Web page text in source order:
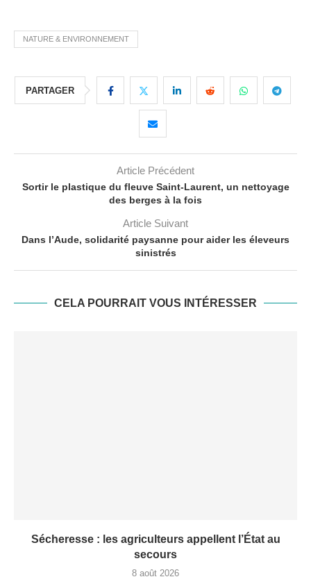
NATURE & ENVIRONNEMENT
PARTAGER
Article Précédent
Sortir le plastique du fleuve Saint-Laurent, un nettoyage
des berges à la fois
Article Suivant
Dans l’Aude, solidarité paysanne pour aider les éleveurs
sinistrés
CELA POURRAIT VOUS INTÉRESSER
Sécheresse : les agriculteurs appellent l’État au
secours
8 août 2026